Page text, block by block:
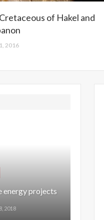
of Hakel and
2016
energy projects
2018